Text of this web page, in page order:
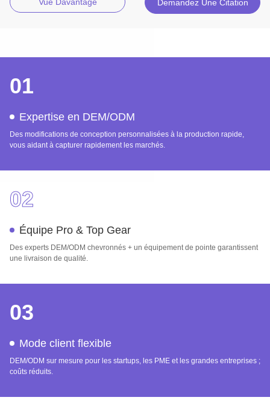
Demandez Une Citation
01
Expertise en DEM/ODM
Des modifications de conception personnalisées à la production rapide,
vous aidant à capturer rapidement les marchés.
02
Équipe Pro & Top Gear
Des experts DEM/ODM chevronnés + un équipement de pointe garantissent
une livraison de qualité.
03
Mode client flexible
DEM/ODM sur mesure pour les startups, les PME et les grandes entreprises ;
coûts réduits.